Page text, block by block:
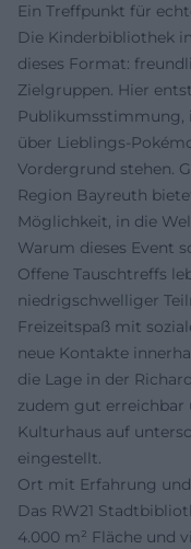
Ein Treffpunkt für
Die Kinderbibliothek
dieses Format:
Zielgruppen. Hier
Publikumsstimmung,
über Lieblings-
Vordergrund stehen.
Region Bayreuth
Möglichkeit, in die
Warum dieses Event
Offene Tauschtreffs
niedrigschwelliger
Freizeitspaß mit
neue Kontakte
die Lage in der
zudem gut erreichbar
Kulturhaus auf
eingestellt.
Ort mit Erfahrung
Das RW21
4.000 m² Fläche und